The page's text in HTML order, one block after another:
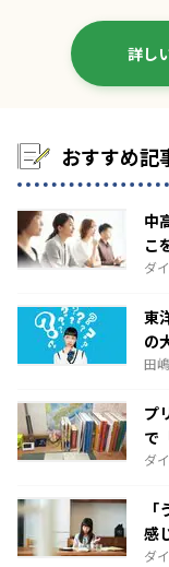
詳し
おすすめ記
中
こ
ダ
東
の
田
プ
で
ダ
感
ダ